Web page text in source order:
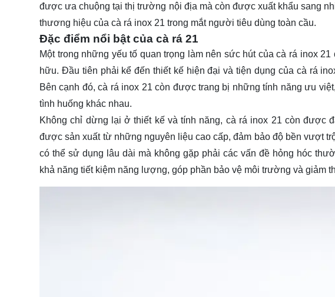
được ưa chuộng tại thị trường nội địa mà còn được xuất khẩu sang
thương hiệu của cà rá inox 21 trong mắt người tiêu dùng toàn cầu.
Đặc điểm nổi bật của cà rá 21
Một trong những yếu tố quan trọng làm nên sức hút của cà rá inox
hữu. Đầu tiên phải kể đến thiết kế hiện đại và tiện dụng của cà rá
Bên cạnh đó, cà rá inox 21 còn được trang bị những tính năng ưu
tình huống khác nhau.
Không chỉ dừng lại ở thiết kế và tính năng, cà rá inox 21 còn được
được sản xuất từ những nguyên liệu cao cấp, đảm bảo độ bền vượt
có thể sử dụng lâu dài mà không gặp phải các vấn đề hỏng hóc
khả năng tiết kiệm năng lượng, góp phần bảo vệ môi trường và giảm